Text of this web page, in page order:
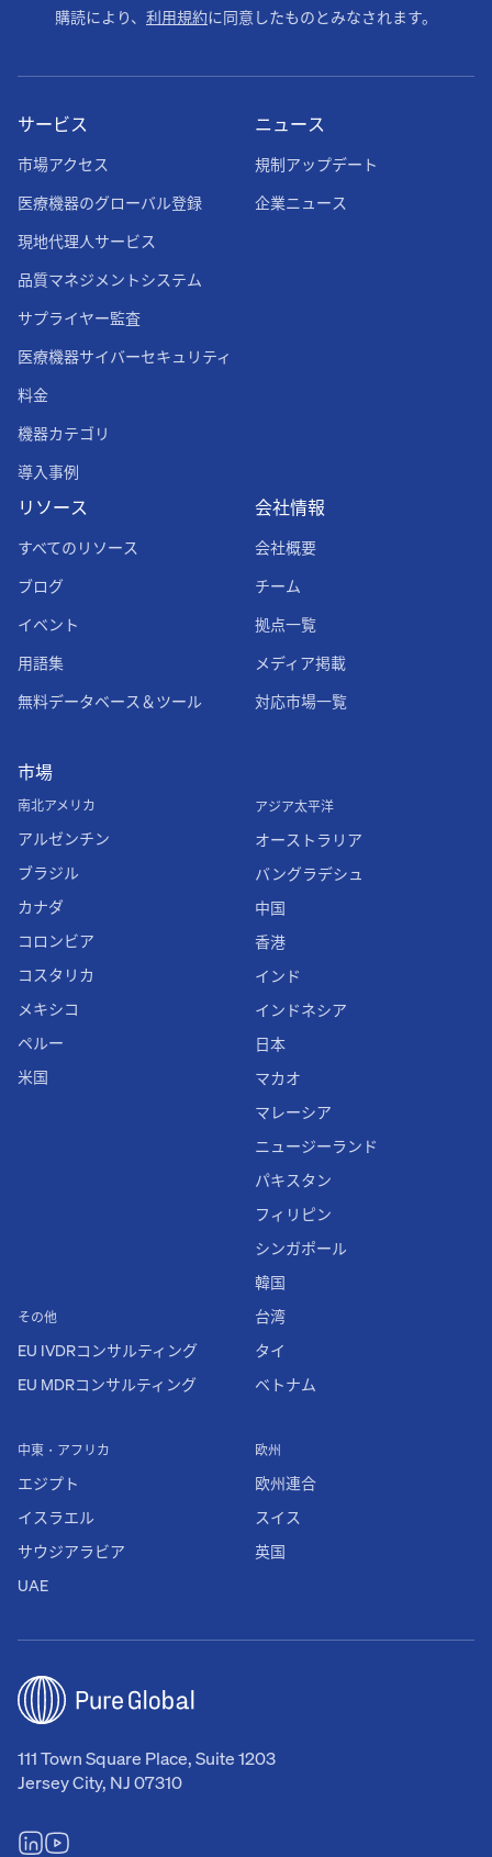
購読により、 利用規約に同意したものとみなされます。
111 Town Square Place, Suite 1203
Jersey City, NJ 07310
ニュース
規制アップデート
企業ニュース
サービス
市場アクセス
医療機器のグローバル登録
現地代理人サービス
品質マネジメントシステム
サプライヤー監査
医療機器サイバーセキュリティ
料金
機器カテゴリ
導入事例
リソース
すべてのリソース
ブログ
イベント
用語集
無料データベース＆ツール
会社情報
会社概要
チーム
拠点一覧
メディア掲載
対応市場一覧
市場
南北アメリカ
アルゼンチン
ブラジル
カナダ
コロンビア
コスタリカ
メキシコ
ペルー
米国
その他
EU IVDRコンサルティング
EU MDRコンサルティング
欧州
欧州連合
スイス
英国
中東・アフリカ
エジプト
イスラエル
サウジアラビア
UAE
アジア太平洋
オーストラリア
バングラデシュ
中国
香港
インド
インドネシア
日本
マカオ
マレーシア
ニュージーランド
パキスタン
フィリピン
シンガポール
韓国
台湾
タイ
ベトナム